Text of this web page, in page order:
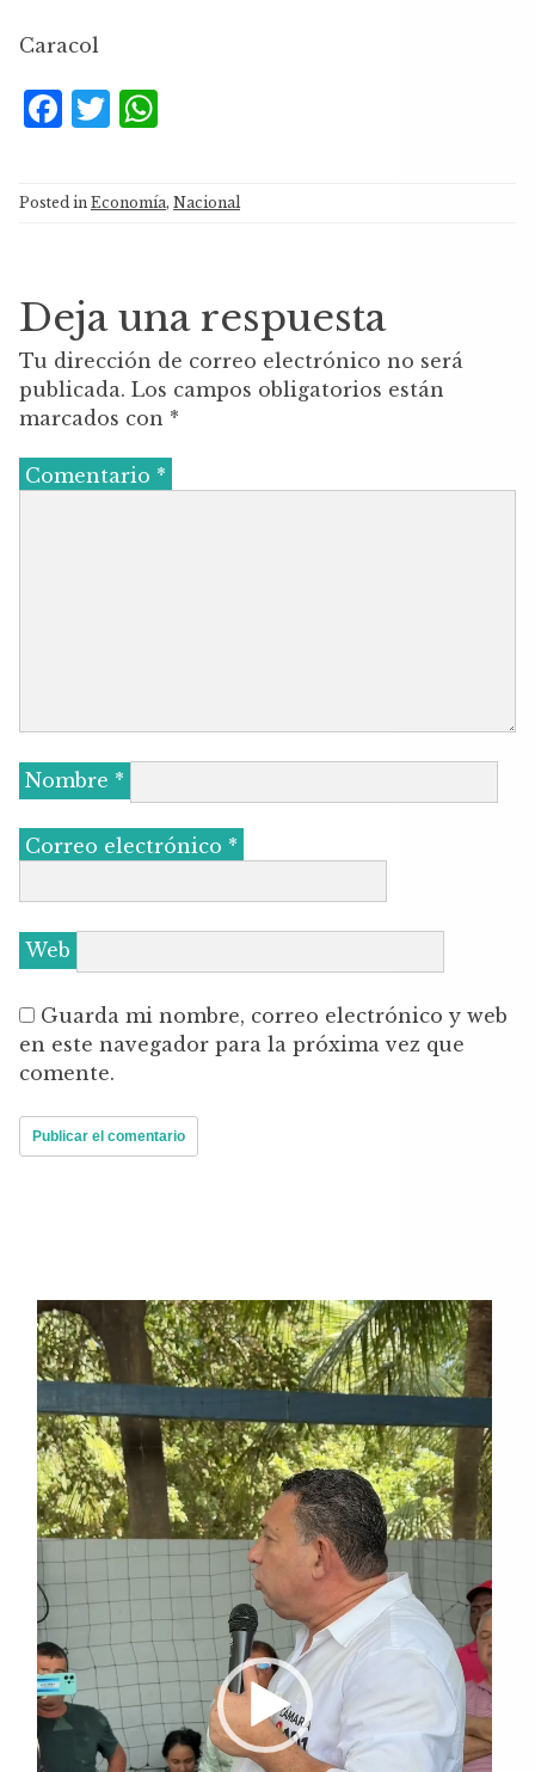
Caracol
F
c
e
o
o
k
T
te
at
s
p
p
Posted in Economía, Nacional
Deja una respuesta
Tu dirección de correo electrónico no será
publicada. Los campos obligatorios están
marcados con *
Comentario *
Nombre *
Correo electrónico *
Web
Guarda mi nombre, correo electrónico y web
en este navegador para la próxima vez que
comente.
Reproductor
de
vídeo